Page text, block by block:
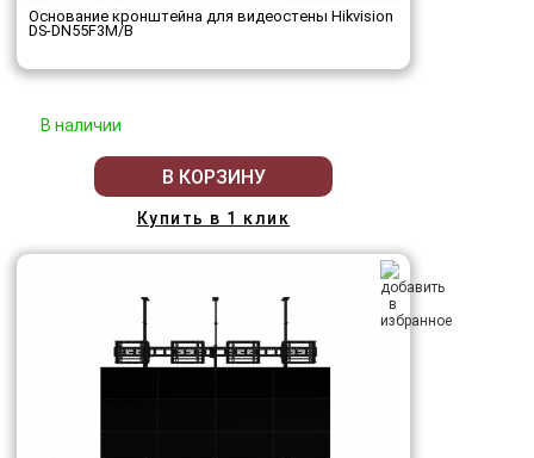
Основание кронштейна для видеостены Hikvision
DS-DN55F3M/B
В наличии
В КОРЗИНУ
Купить в 1 клик